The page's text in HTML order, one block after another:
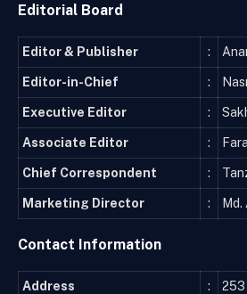
Editorial Board
Editor & Publisher :
Editor-in-Chief :
Executive Editor :
Associate Editor :
Chief Correspondent :
Marketing Director :
Contact Information
Address :
253